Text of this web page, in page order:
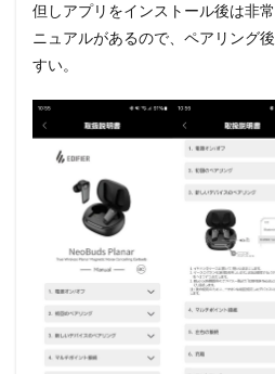
但しアプリをインストール後は非
ニュアルがあるので、ペアリング
すい。